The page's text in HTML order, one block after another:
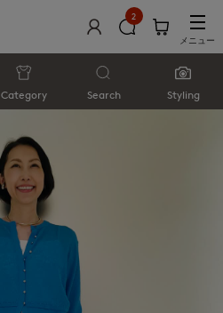
2
メニュー
Category Search Styling